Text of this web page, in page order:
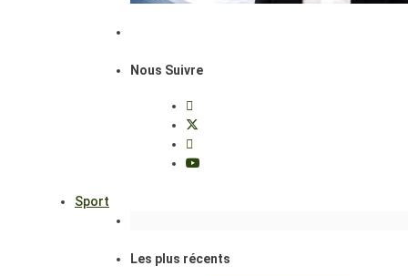
Nous Suivre
Sport
Les plus récents